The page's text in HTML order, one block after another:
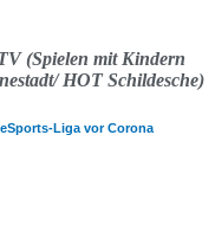
(Spielen mit Kindern
HOT Schildesche)
Liga vor Corona